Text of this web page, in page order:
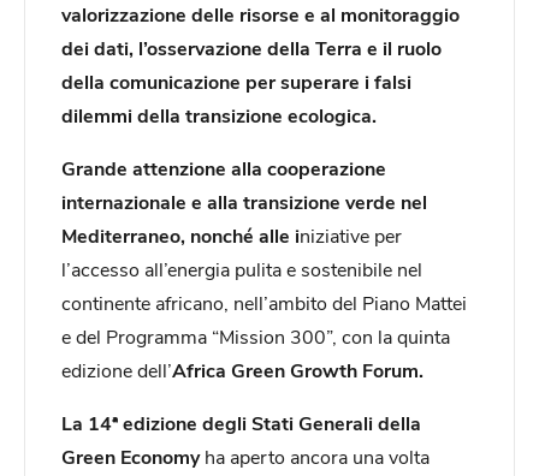
valorizzazione delle risorse e al monitoraggio
dei dati, l’osservazione della Terra e il ruolo
della comunicazione per superare i falsi
dilemmi della transizione ecologica.
Grande attenzione alla cooperazione
internazionale e alla transizione verde nel
Mediterraneo, nonché alle iniziative per
l’accesso all’energia pulita e sostenibile nel
continente africano, nell’ambito del Piano Mattei
e del Programma “Mission 300”, con la quinta
edizione dell’Africa Green Growth Forum.
La 14ª edizione degli Stati Generali della
Green Economyha aperto ancora una volta